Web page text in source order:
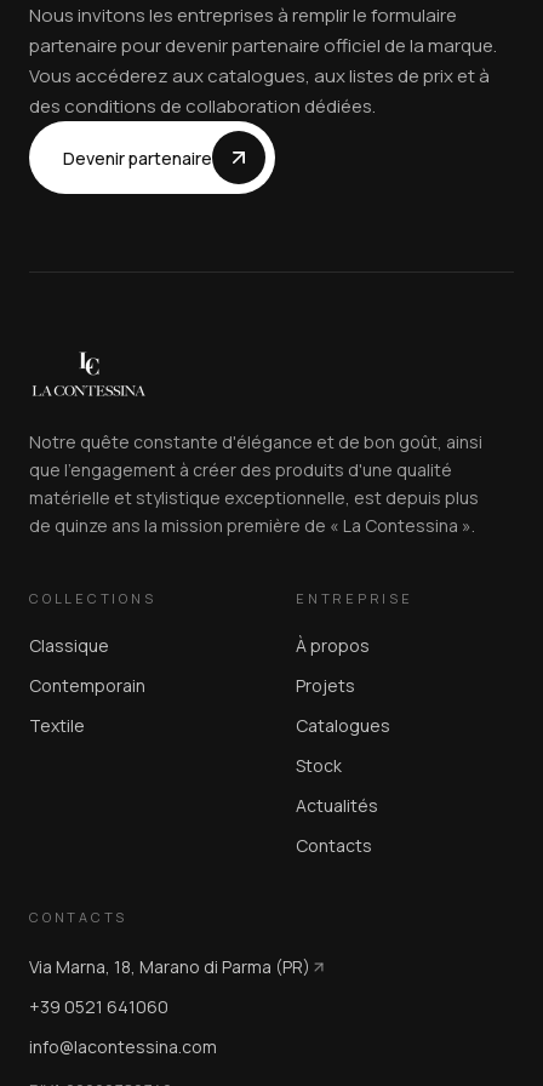
Nous invitons les entreprises à remplir le formulaire
partenaire pour devenir partenaire officiel de la marque.
Vous accéderez aux catalogues, aux listes de prix et à
des conditions de collaboration dédiées.
Devenir partenaire
Notre quête constante d'élégance et de bon goût, ainsi
que l'engagement à créer des produits d'une qualité
matérielle et stylistique exceptionnelle, est depuis plus
de quinze ans la mission première de « La Contessina ».
COLLECTIONS
Classique
Contemporain
Textile
ENTREPRISE
À propos
Projets
Catalogues
Stock
Actualités
Contacts
CONTACTS
Via Marna, 18, Marano di Parma (PR)
+39 0521 641060
info@lacontessina.com